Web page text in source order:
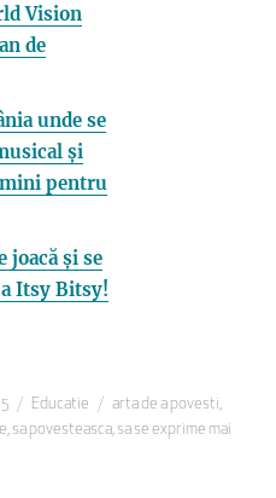
Vision
de
unde se
și
pentru
joacă și se
Itsy Bitsy!
Categorii
Educatie Etichete
arta de a povesti,
, sa povesteasca, sa se exprime mai